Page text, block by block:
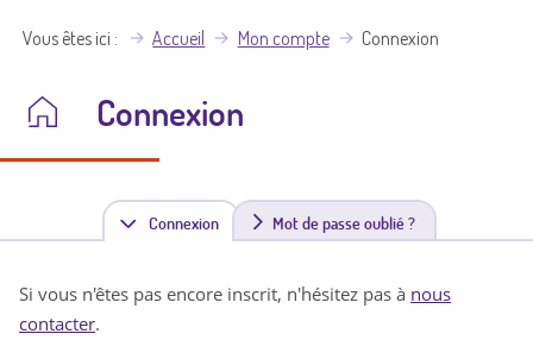
Vous êtes ici Accueil Mon compte Connexion
Connexion
Connexion(
n
Mot de passe oublié ?
Si vous n'êtes pas encore inscrit, n'hésitez pas à nous
contacter.